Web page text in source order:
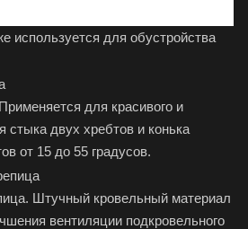
используется для обустройства
для красивого и
стыка двух хребтов и конька
от 15 до 55 градусов.
Штучный кровельный материал
вентиляции подкровельного